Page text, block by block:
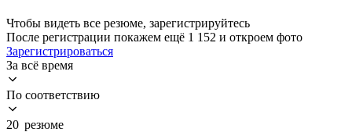
Чтобы видеть все резюме, зарегистрируйтесь
После регистрации покажем ещё 1 152 и откроем фото
Зарегистрироваться
За всё время
По соответствию
20 резюме